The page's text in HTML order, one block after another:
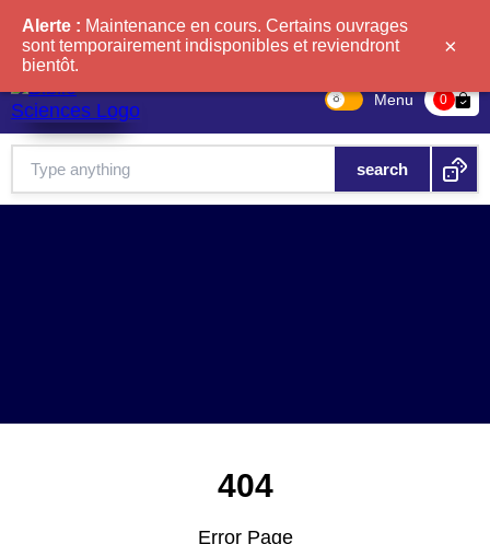
Menu 0 bag-check
Alerte : Maintenance en cours. Certains ouvrages
sont temporairement indisponibles et reviendront
bientôt.
×
404
Error Page